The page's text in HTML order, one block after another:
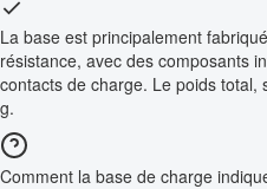
La base est principalement
résistance, avec des composants
contacts de charge. Le poids total,
g.
Comment la base de charge